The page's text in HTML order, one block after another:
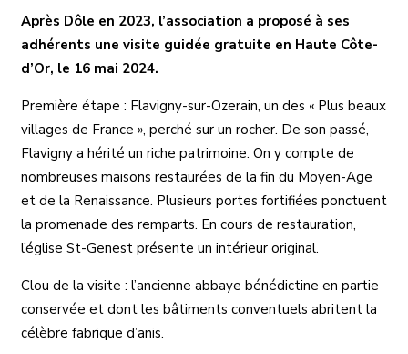
Après Dôle en 2023, l’association a proposé à ses
adhérents une visite guidée gratuite en Haute Côte-
d’Or, le 16 mai 2024.
Première étape : Flavigny-sur-Ozerain, un des « Plus beaux
villages de France », perché sur un rocher. De son passé,
Flavigny a hérité un riche patrimoine. On y compte de
nombreuses maisons restaurées de la fin du Moyen-Age
et de la Renaissance. Plusieurs portes fortifiées ponctuent
la promenade des remparts. En cours de restauration,
l’église St-Genest présente un intérieur original.
Clou de la visite : l’ancienne abbaye bénédictine en partie
conservée et dont les bâtiments conventuels abritent la
célèbre fabrique d’anis.